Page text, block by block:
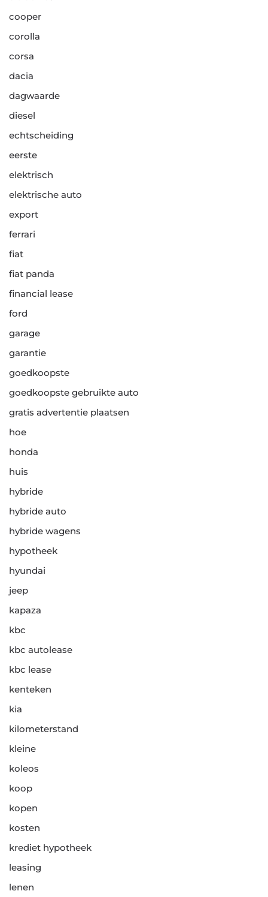
cooper
corolla
corsa
dacia
dagwaarde
diesel
echtscheiding
eerste
elektrisch
elektrische auto
export
ferrari
fiat
fiat panda
financial lease
ford
garage
garantie
goedkoopste
goedkoopste gebruikte auto
gratis advertentie plaatsen
hoe
honda
huis
hybride
hybride auto
hybride wagens
hypotheek
hyundai
jeep
kapaza
kbc
kbc autolease
kbc lease
kenteken
kia
kilometerstand
kleine
koleos
koop
kopen
kosten
krediet hypotheek
leasing
lenen